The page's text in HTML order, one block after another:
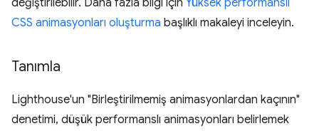
CSS animasyonları oluşturma başlıklı makaleyi inceleyin.
Tanımla
Lighthouse'un "Birleştirilmemiş animasyonlardan kaçının"
denetimi, düşük performanslı animasyonları belirlemek